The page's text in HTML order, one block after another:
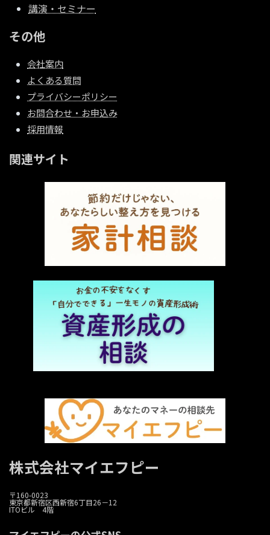
講演・セミナー
その他
会社案内
よくある質問
プライバシーポリシー
お問合わせ・お申込み
採用情報
関連サイト
株式会社マイエフピー
〒160-0023
東京都新宿区西新宿6丁目26－12
ITOビル 4階